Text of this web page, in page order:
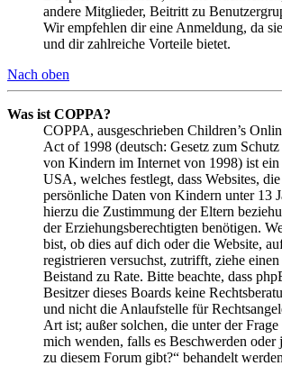
andere Mitglieder, Beitritt zu
Wir empfehlen dir eine Anmeldung, da
und dir zahlreiche Vorteile bietet.
Nach oben
Was ist COPPA?
COPPA, ausgeschrieben Children’s
Act of 1998 (deutsch: Gesetz zum
von Kindern im Internet von 1998) ist ein
USA, welches festlegt, dass Websites,
persönliche Daten von Kindern unter 13
hierzu die Zustimmung der Eltern
der Erziehungsberechtigten benötigen.
bist, ob dies auf dich oder die Website,
registrieren versuchst, zutrifft, ziehe
Beistand zu Rate. Bitte beachte, dass
Besitzer dieses Boards keine
und nicht die Anlaufstelle für
Art ist; außer solchen, die unter der
mich wenden, falls es Beschwerden oder
zu diesem Forum gibt?“ behandelt